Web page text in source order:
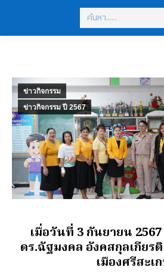
Search:
ข่าวกิจกรรม
ข่าวกิจกรรม ปี 2567
เมื่อวันที่ 3 กันยายน 2567
ดร.ฉัฐมงคล อังคสกุลเกียร
เมืองศรีสะเ